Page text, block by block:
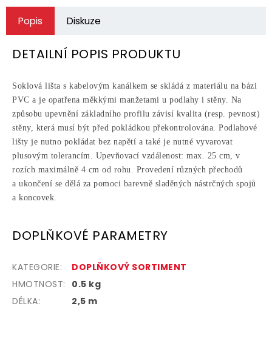
Popis Diskuze
DETAILNÍ POPIS PRODUKTU
Soklová lišta s kabelovým kanálkem se skládá z materiálu na bázi
PVC a je opatřena měkkými manžetami u podlahy i stěny. Na
způsobu upevnění základního profilu závisí kvalita (resp. pevnost)
stěny, která musí být před pokládkou překontrolována. Podlahové
lišty je nutno pokládat bez napětí a také je nutné vyvarovat
plusovým tolerancím. Upevňovací vzdálenost: max. 25 cm, v
rozích maximálně 4 cm od rohu. Provedení různých přechodů
a ukončení se dělá za pomoci barevně sladěných nástrčných spojů
a koncovek.
DOPLŇKOVÉ PARAMETRY
KATEGORIE:
DOPLŇKOVÝ SORTIMENT
HMOTNOST:
0.5 kg
DÉLKA:
2,5 m